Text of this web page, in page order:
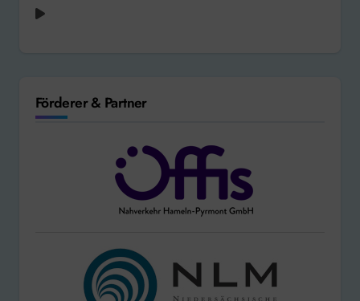
Förderer & Partner